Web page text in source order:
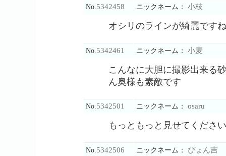
No.5342458 ニックネーム： 小枝
オシリのラインが綺麗です
No.5342461 ニックネーム： 小麦
こんなに大胆に撮影出来る
ん奥様も素敵です
No.5342501 ニックネーム： osaru
もっともっと見せてください
No.5342506 ニックネーム： ぴょん吉